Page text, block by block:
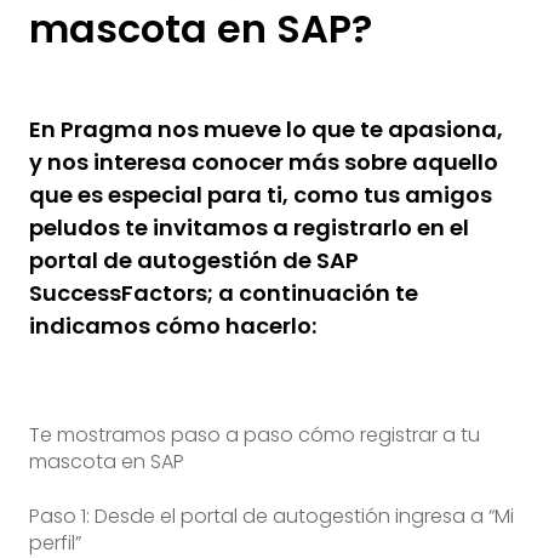
mascota en SAP?
En Pragma nos mueve lo que te apasiona,
y nos interesa conocer más sobre aquello
que es especial para ti, como tus amigos
peludos te invitamos a registrarlo en el
portal de autogestión de SAP
SuccessFactors; a continuación te
indicamos cómo hacerlo:
Te mostramos paso a paso cómo registrar a tu
mascota en SAP
Paso 1: Desde el portal de autogestión ingresa a “Mi
perfil”